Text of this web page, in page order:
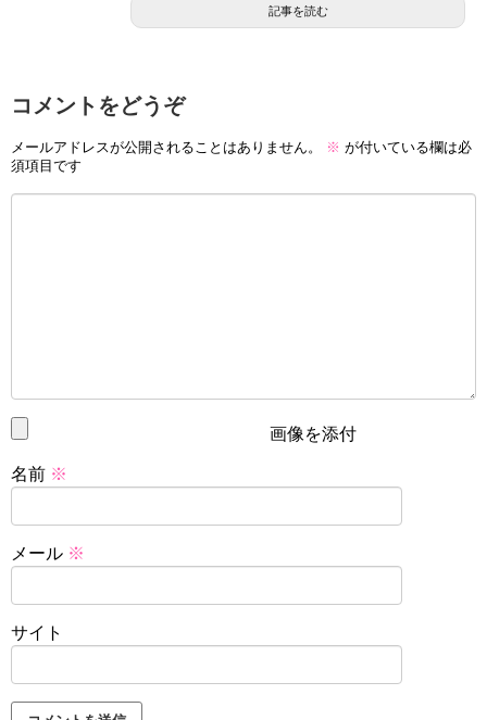
記事を読む
コメントをどうぞ
メールアドレスが公開されることはありません。 ※ が付いている欄は必
須項目です
画像を添付
名前 ※
メール ※
サイト